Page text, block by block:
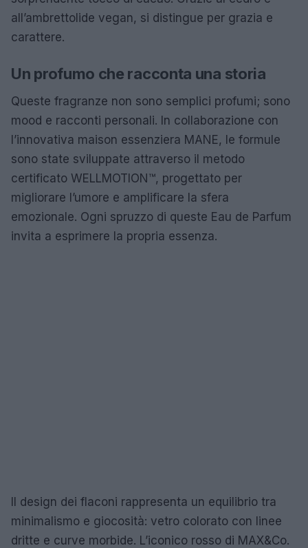
all’ambrettolide vegan, si distingue per grazia e
carattere.
Un profumo che racconta una storia
Queste fragranze non sono semplici profumi; sono
mood e racconti personali. In collaborazione con
l’innovativa maison essenziera MANE, le formule
sono state sviluppate attraverso il metodo
certificato WELLMOTION™, progettato per
migliorare l’umore e amplificare la sfera
emozionale. Ogni spruzzo di queste Eau de Parfum
invita a esprimere la propria essenza.
Il design dei flaconi rappresenta un equilibrio tra
minimalismo e giocosità: vetro colorato con linee
dritte e curve morbide. L’iconico rosso di MAX&Co.